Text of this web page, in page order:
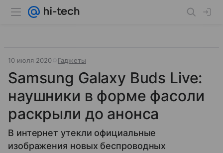
10 июля 2020 Гаджеты
Samsung Galaxy Buds Live:
наушники в форме фасоли
раскрыли до анонса
В интернет утекли официальные
изображения новых беспроводных